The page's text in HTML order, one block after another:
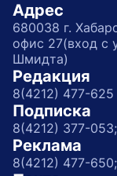
Адрес
680038 г.
офис 27(вход с
Шмидта)
Редакция
8(4212) 477-625
Подписка
8(4212) 377-053;
Реклама
8(4212) 477-650;